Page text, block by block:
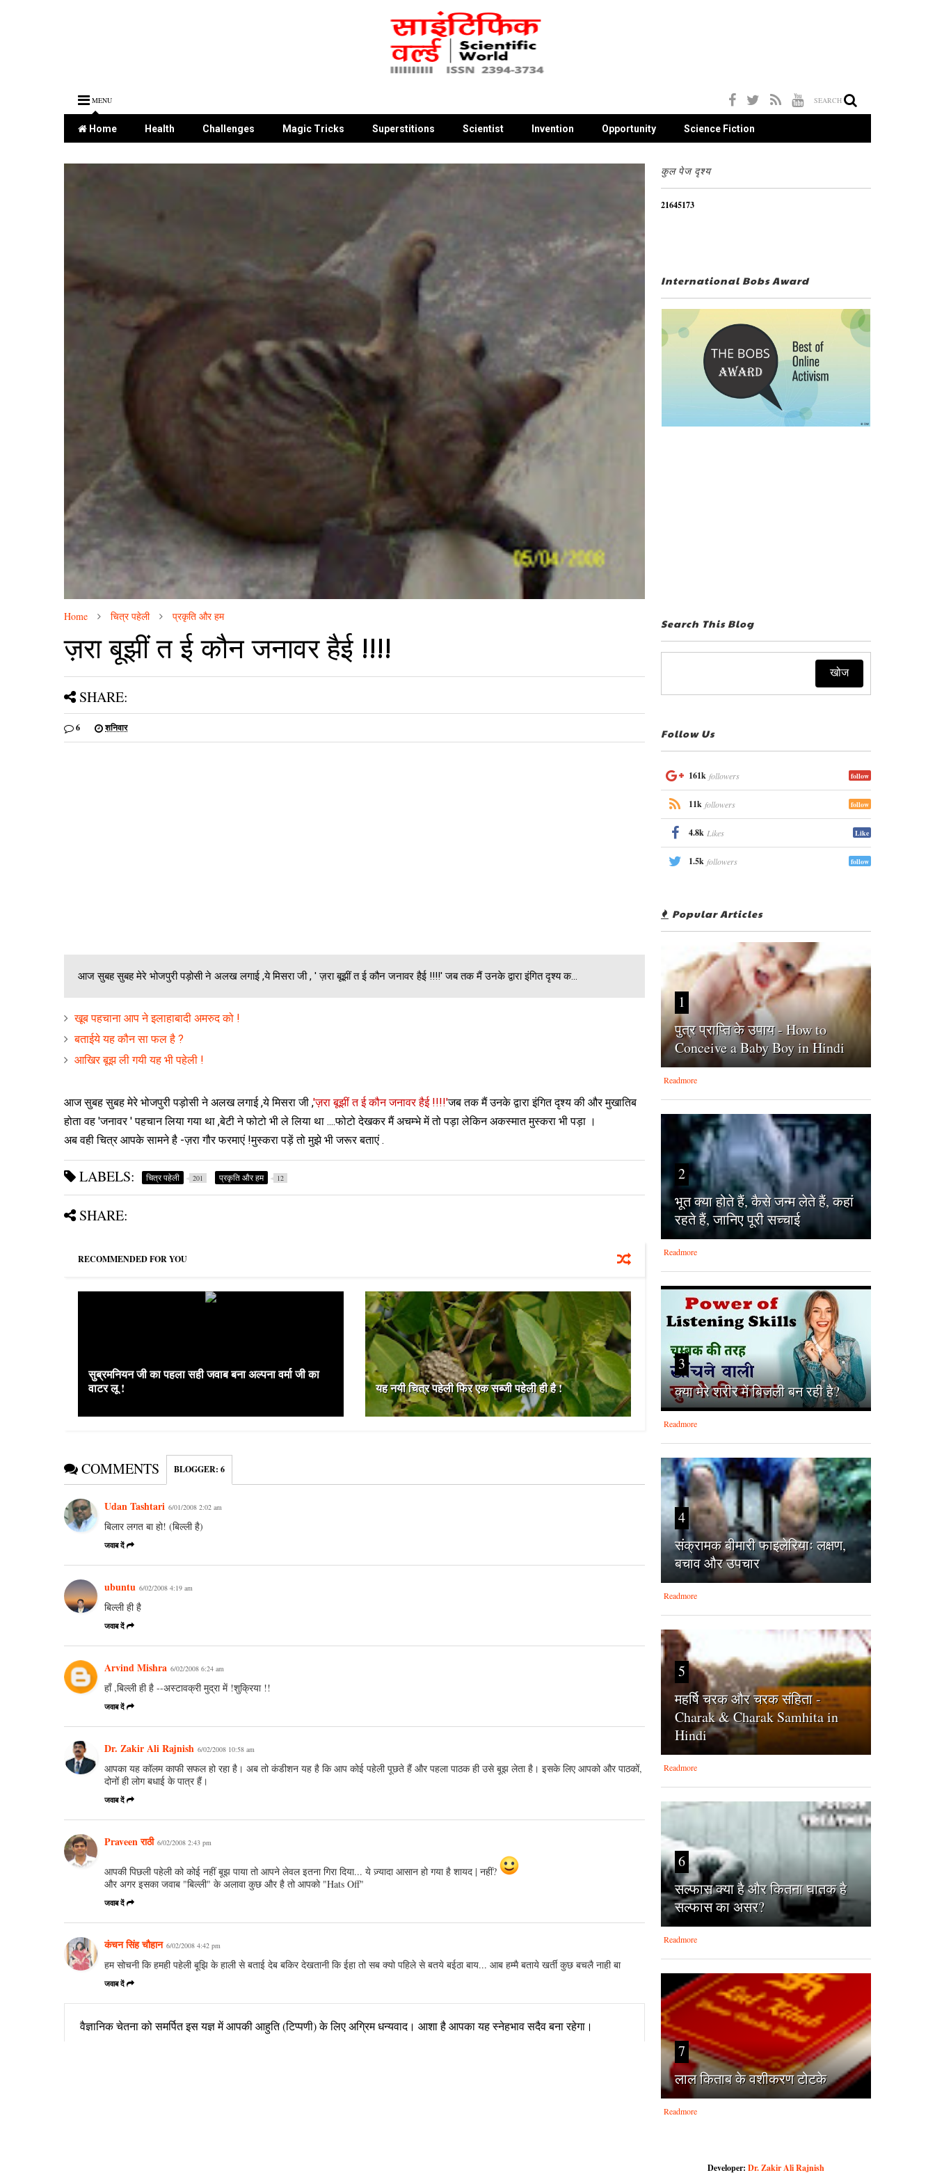
MENU SEARCH
Home Health Challenges Magic Tricks Superstitions Scientist Invention Opportunity Science Fiction
Home चित्र पहेली प्रकृति और हम
ज़रा बूझीं त ई कौन जनावर हैई !!!!
SHARE:
6 शनिवार
आज सुबह सुबह मेरे भोजपुरी पड़ोसी ने अलख लगाई ,ये मिसरा जी , ' ज़रा बूझीं त ई कौन जनावर हैई !!!!' जब तक मैं उनके द्वारा इंगित दृश्य क...
खूब पहचाना आप ने इलाहाबादी अमरुद को !
बताईये यह कौन सा फल है ?
आखिर बूझ ली गयी यह भी पहेली !
आज सुबह सुबह मेरे भोजपुरी पड़ोसी ने अलख लगाई ,ये मिसरा जी ,'ज़राबूझीं त ई कौन जनावर हैई !!!!'जब तक मैं उनके द्वारा इंगित दृश्य की और मुखातिब
होता वह 'जनावर ' पहचान लिया गया था ,बेटी ने फोटो भी ले लिया था ....फोटो देखकर मैं अचम्भे में तो पड़ा लेकिन अकस्मात मुस्करा भी पड़ा ।
अब वही चित्र आपके सामने है -ज़रा गौर फरमाएं !मुस्करा पड़ें तो मुझे भी जरूर बताएं .
LABELS: चित्र पहेली 201 प्रकृति और हम 12
SHARE:
RECOMMENDED FOR YOU
सुब्रमनियन जी का पहला सही जवाब बना अल्पना वर्मा जी का
वाटर लू !
यह नयी चित्र पहेली फिर एक सब्जी पहेली ही है !
COMMENTS BLOGGER: 6
Udan Tashtari 6/01/2008 2:02 am
बिलार लगत बा हो! (बिल्ली है)
जवाब दें
ubuntu 6/02/2008 4:19 am
बिल्ली ही है
जवाब दें
Arvind Mishra 6/02/2008 6:24 am
हाँ ,बिल्ली ही है --अस्टावक्री मुद्रा में !शुक्रिया !!
जवाब दें
Dr. Zakir Ali Rajnish 6/02/2008 10:58 am
आपका यह कॉलम काफी सफल हो रहा है। अब तो कंडीशन यह है कि आप कोई पहेली पूछते हैं और पहला पाठक ही उसे बूझ लेता है। इसके लिए आपको और पाठकों,
दोनों ही लोग बधाई के पात्र हैं।
जवाब दें
Praveen राठी 6/02/2008 2:43 pm
आपकी पिछली पहेली को कोई नहीं बूझ पाया तो आपने लेवल इतना गिरा दिया... ये ज़्यादा आसान हो गया है शायद | नहीं?
और अगर इसका जवाब "बिल्ली" के अलावा कुछ और है तो आपको "Hats Off"
जवाब दें
कंचन सिंह चौहान 6/02/2008 4:42 pm
हम सोचनी कि हमही पहेली बूझि के हाली से बताई देब बकिर देखतानी कि ईहा तो सब क्यो पहिले से बतये बईठा बाय... आब हम्मै बताये खर्ती कुछ बचलै नाही बा
जवाब दें
वैज्ञानिक चेतना को समर्पित इस यज्ञ में आपकी आहुति (टिप्पणी) के लिए अग्रिम धन्यवाद। आशा है आपका यह स्नेहभाव सदैव बना रहेगा।
कुल पेज दृश्य
21645173
International Bobs Award
Search This Blog
Follow Us
161k followers follow
11k followers follow
4.8k Likes Like
1.5k followers follow
Popular Articles
1
पुत्र प्राप्ति के उपाय - How to
Conceive a Baby Boy in Hindi
Readmore
2
भूत क्या होते हैं, कैसे जन्म लेते हैं, कहां
रहते हैं, जानिए पूरी सच्चाई
Readmore
3
क्‍या मेरे शरीर में बिजली बन रही है?
Readmore
4
संक्रामक बीमारी फाइलेरियाः लक्षण,
बचाव और उपचार
Readmore
5
महर्षि चरक और चरक संहिता -
Charak & Charak Samhita in
Hindi
Readmore
6
सल्फास क्या है और कितना घातक है
सल्फास का असर?
Readmore
7
लाल किताब के वशीकरण टोटके
Readmore
Developer:Dr. Zakir Ali Rajnish